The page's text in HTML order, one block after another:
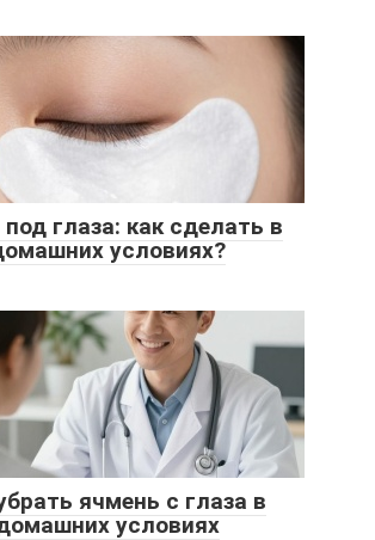
глаза: как сделать в
условиях?
ячмень с глаза в
условиях